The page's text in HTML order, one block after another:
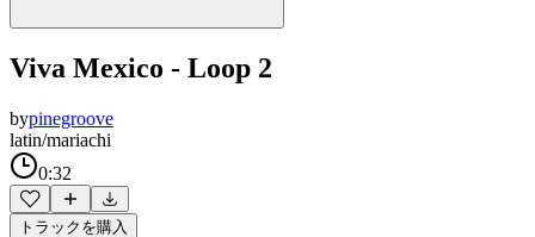
Viva Mexico - Loop 2
bypinegroove
latin/mariachi
0:32
トラックを購入